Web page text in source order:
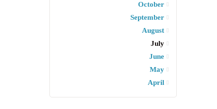
October
September
August
July
June
May
April